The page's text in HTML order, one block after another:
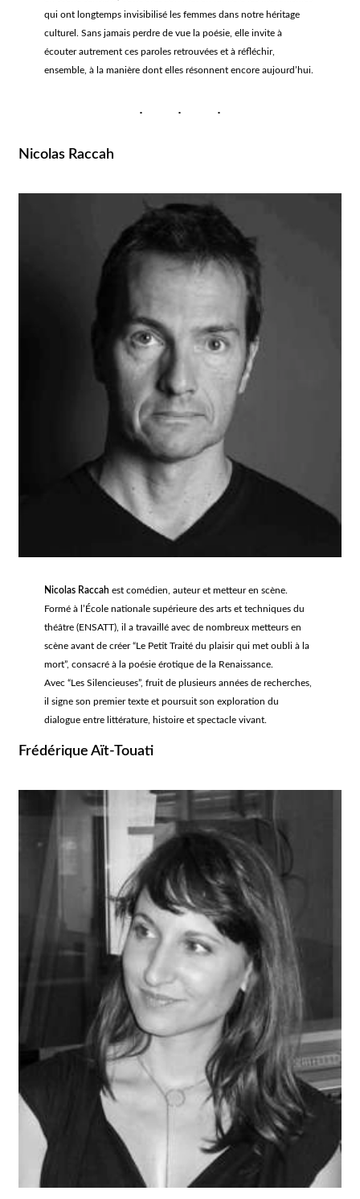
qui ont longtemps invisibilisé les femmes dans notre héritage
culturel. Sans jamais perdre de vue la poésie, elle invite à
écouter autrement ces paroles retrouvées et à réfléchir,
ensemble, à la manière dont elles résonnent encore aujourd’hui.
Nicolas Raccah
Nicolas Raccah est comédien, auteur et metteur en scène.
Formé à l’École nationale supérieure des arts et techniques du
théâtre (ENSATT), il a travaillé avec de nombreux metteurs en
scène avant de créer “Le Petit Traité du plaisir qui met oubli à la
mort”, consacré à la poésie érotique de la Renaissance.
Avec “Les Silencieuses”, fruit de plusieurs années de recherches,
il signe son premier texte et poursuit son exploration du
dialogue entre littérature, histoire et spectacle vivant.
Frédérique Aït-Touati